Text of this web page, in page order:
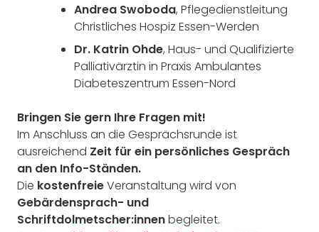
Andrea Swoboda, Pflegedienstleitung
Christliches Hospiz Essen-Werden
Dr. Katrin Ohde, Haus- und Qualifizierte
Palliativärztin in Praxis Ambulantes
Diabeteszentrum Essen-Nord
Bringen Sie gern Ihre Fragen mit!
Im Anschluss an die Gesprächsrunde ist
ausreichend Zeit für ein persönliches Gespräch
an den Info-Ständen.
Die kostenfreieVeranstaltung wird von
Gebärdensprach- und
Schriftdolmetscher:innenbegleitet.